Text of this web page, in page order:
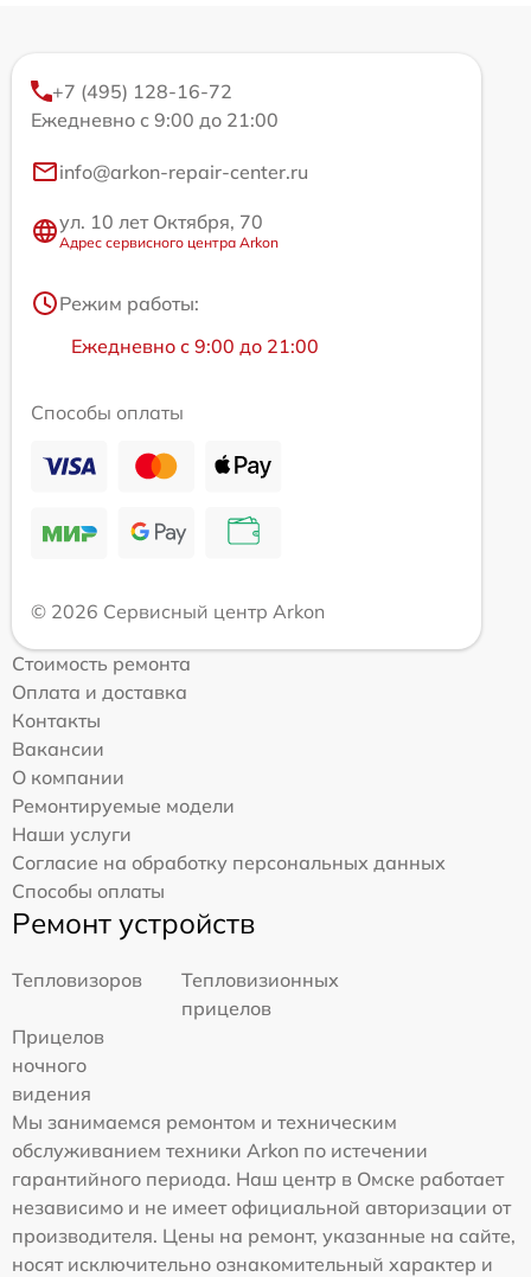
+7 (495) 128-16-72
Ежедневно с 9:00 до 21:00
info@arkon-repair-center.ru
ул. 10 лет Октября, 70
Адрес сервисного центра Arkon
Режим работы:
Ежедневно с 9:00 до 21:00
Способы оплаты
© 2026 Сервисный центр Arkon
Стоимость ремонта
Оплата и доставка
Контакты
Вакансии
О компании
Ремонтируемые модели
Наши услуги
Согласие на обработку персональных данных
Способы оплаты
Ремонт устройств
Тепловизоров
Тепловизионных
прицелов
Прицелов
ночного
видения
Мы занимаемся ремонтом и техническим
обслуживанием техники Arkon по истечении
гарантийного периода. Наш центр в Омске работает
независимо и не имеет официальной авторизации от
производителя. Цены на ремонт, указанные на сайте,
носят исключительно ознакомительный характер и